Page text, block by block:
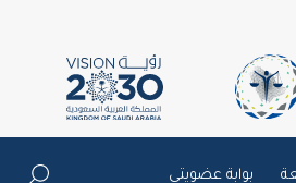
بوابة عضويتي